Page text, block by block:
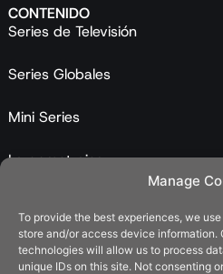
Manage
To provide the best experiences, we
store and/or access device information.
technologies will allow us to process
unique IDs on this site. Not consenting
CONTENIDO
Series de Televisión
Series Globales
Mini Series
Largometrajes
Catálogo